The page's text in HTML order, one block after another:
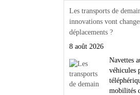
Les transports de
innovations vont
déplacements ?
8 août 2026
Navettes
véhicules
mobilités